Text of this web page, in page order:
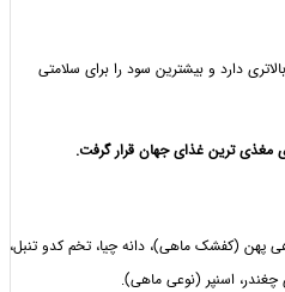
و بیشترین سود را برای سلامتی
ماهی)، دانه چیا، تخم کدو تنبل،
(نوعی ماهی).